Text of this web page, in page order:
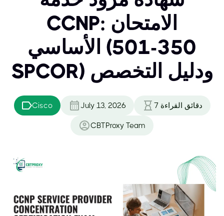
CCNP: الامتحان
الأساسي (350-501
SPCOR) ودليل التخصص
Cisco July 13, 2026 7 دقائق القراءة
CBTProxy Team